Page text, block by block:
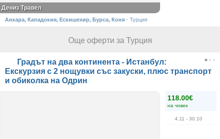
Дениз Травел
Анкара, Кападокия, Ескишехир, Бурса, Коня · Турция
Още оферти за Турция
Градът на два континента - Истанбул:
Екскурзия с 2 нощувки със закуски, плюс транспорт
и обиколка на Одрин
118.00€
на човек
4.11 - 30.10